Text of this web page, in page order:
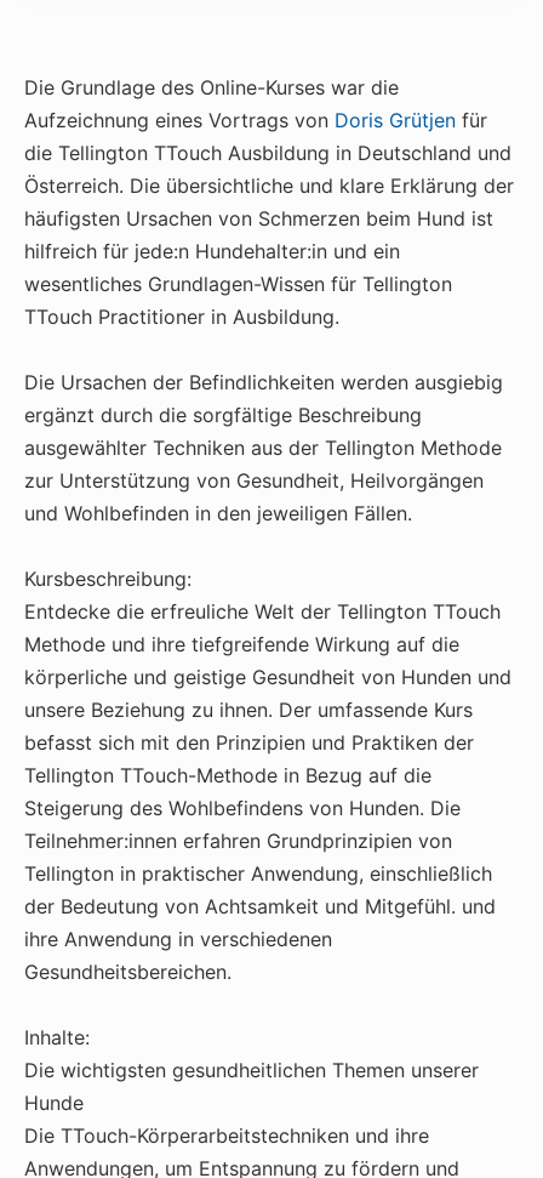
Die Grundlage des Online-Kurses war die
Aufzeichnung eines Vortrags von Doris Grütjen für
die Tellington TTouch Ausbildung in Deutschland und
Österreich. Die übersichtliche und klare Erklärung der
häufigsten Ursachen von Schmerzen beim Hund ist
hilfreich für jede:n Hundehalter:in und ein
wesentliches Grundlagen-Wissen für Tellington
TTouch Practitioner in Ausbildung.
Die Ursachen der Befindlichkeiten werden ausgiebig
ergänzt durch die sorgfältige Beschreibung
ausgewählter Techniken aus der Tellington Methode
zur Unterstützung von Gesundheit, Heilvorgängen
und Wohlbefinden in den jeweiligen Fällen.
Kursbeschreibung:
Entdecke die erfreuliche Welt der Tellington TTouch
Methode und ihre tiefgreifende Wirkung auf die
körperliche und geistige Gesundheit von Hunden und
unsere Beziehung zu ihnen. Der umfassende Kurs
befasst sich mit den Prinzipien und Praktiken der
Tellington TTouch-Methode in Bezug auf die
Steigerung des Wohlbefindens von Hunden. Die
Teilnehmer:innen erfahren Grundprinzipien von
Tellington in praktischer Anwendung, einschließlich
der Bedeutung von Achtsamkeit und Mitgefühl. und
ihre Anwendung in verschiedenen
Gesundheitsbereichen.
Inhalte:
Die wichtigsten gesundheitlichen Themen unserer
Hunde
Die TTouch-Körperarbeitstechniken und ihre
Anwendungen, um Entspannung zu fördern und